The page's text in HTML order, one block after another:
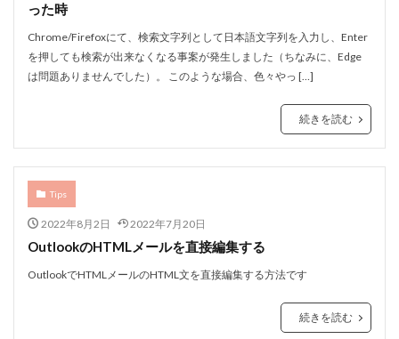
った時
Chrome/Firefoxにて、検索文字列として日本語文字列を入力し、Enter
を押しても検索が出来なくなる事案が発生しました（ちなみに、Edge
は問題ありませんでした）。 このような場合、色々やっ […]
続きを読む
Tips
2022年8月2日 2022年7月20日
OutlookのHTMLメールを直接編集する
OutlookでHTMLメールのHTML文を直接編集する方法です
続きを読む